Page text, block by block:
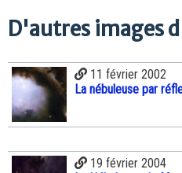
D'autres images
11 février 2002
La nébuleuse par
19 février 2004